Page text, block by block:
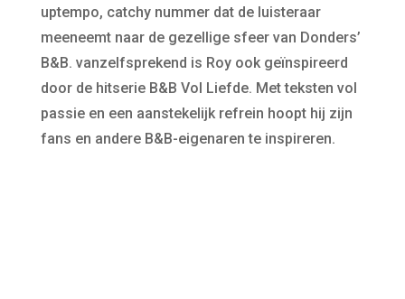
uptempo, catchy nummer dat de luisteraar
meeneemt naar de gezellige sfeer van Donders’
B&B. vanzelfsprekend is Roy ook geïnspireerd
door de hitserie B&B Vol Liefde. Met teksten vol
passie en een aanstekelijk refrein hoopt hij zijn
fans en andere B&B-eigenaren te inspireren.